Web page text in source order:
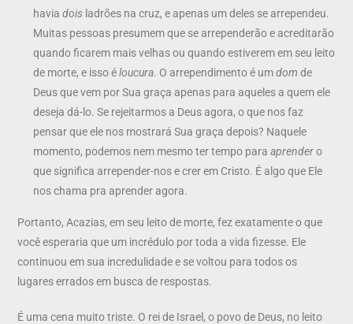
haviadois ladrões na cruz, e apenas um deles se arrependeu.
Muitas pessoas presumem que se arrependerão e acreditarão
quando ficarem mais velhas ou quando estiverem em seu leito
de morte, e isso éloucura. O arrependimento é umdom de
Deus que vem por Sua graça apenas para aqueles a quem ele
deseja dá-lo. Se rejeitarmos a Deus agora, o que nos faz
pensar que ele nos mostrará Sua graça depois? Naquele
momento, podemos nem mesmo ter tempo paraaprendero
que significa arrepender-nos e crer em Cristo. É algo que Ele
nos chama pra aprender agora.
Portanto, Acazias, em seu leito de morte, fez exatamente o que
você esperaria que um incrédulo por toda a vida fizesse. Ele
continuou em sua incredulidade e se voltou para todos os
lugares errados em busca de respostas.
É uma cena muito triste. O rei de Israel, o povo de Deus, no leito